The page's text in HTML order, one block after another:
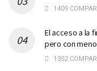
1409
El acceso a la
pero con
1352